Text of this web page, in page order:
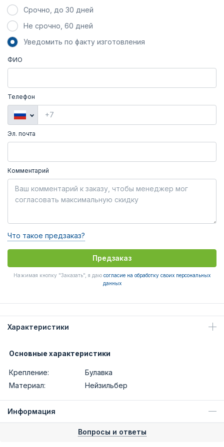
Срочно, до 30 дней
Не срочно, 60 дней
Уведомить по факту изготовления
ФИО
Телефон
Эл. почта
Комментарий
Что такое предзаказ?
Предзаказ
Нажимая кнопку "Заказать", я даю согласие на обработку своих персональных
данных
Характеристики
Основные характеристики
Крепление:
Булавка
Материал:
Нейзильбер
Информация
Вопросы и ответы